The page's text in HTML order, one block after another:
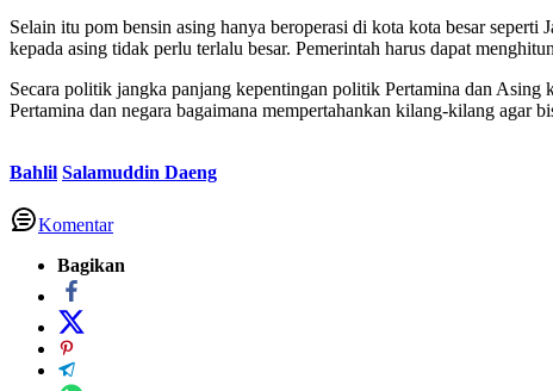
Selain itu pom bensin asing hanya beroperasi di kota kota besar
kepada asing tidak perlu terlalu besar. Pemerintah harus dapat
Secara politik jangka panjang kepentingan politik Pertamina dan Asing
Pertamina dan negara bagaimana mempertahankan kilang-kilang agar
Bahlil Salamuddin Daeng
Komentar
Bagikan